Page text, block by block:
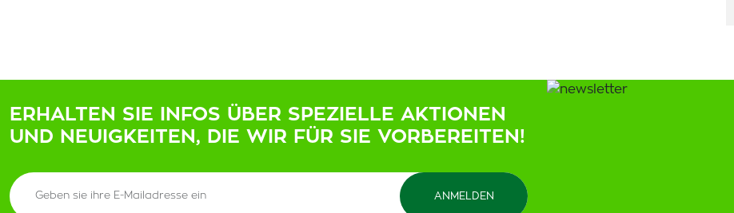
ERHALTEN SIE INFOS ÜBER SPEZIELLE AKTIONEN
UND NEUIGKEITEN, DIE WIR FÜR SIE VORBEREITEN!